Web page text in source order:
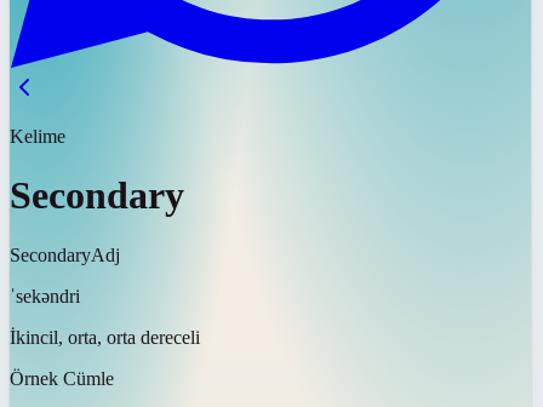
Kelime
Secondary
SecondaryAdj
ˈsekəndri
İkincil, orta, orta dereceli
Örnek Cümle